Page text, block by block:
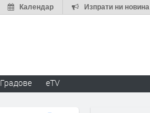
Изпрати ни новина
Календар
Градове eTV